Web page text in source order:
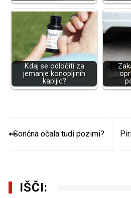
Kdaj se odločiti za
jemanje konopljinih
kapljic?
prispevka
Sončna očala tudi pozimi?
IŠČI: